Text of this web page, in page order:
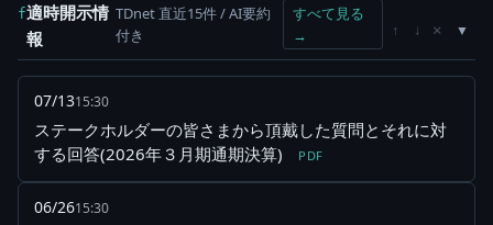
f適時開示情
報
TDnet 直近15件 / AI要約
付き
すべて見る
→
↑ ↓ ×
07/1315:30
ステークホルダーの皆さまから頂戴した質問とそれに対
する回答(2026年３月期通期決算)
PDF
06/2615:30